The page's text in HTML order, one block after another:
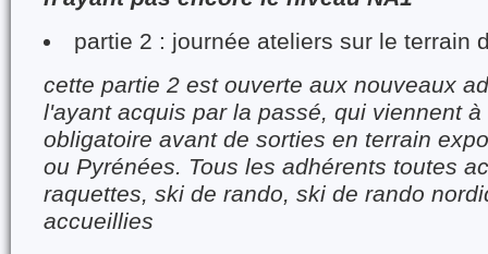
partie 2 : journée ateliers sur le terrain
cette partie 2 est ouverte aux nouveaux
l'ayant acquis par la passé, qui viennent
obligatoire avant de sorties en terrain
ou Pyrénées. Tous les adhérents toutes
raquettes, ski de rando, ski de rando
accueillies